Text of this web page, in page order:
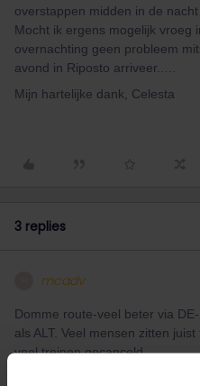
overstappen midden in de
Mocht ik ergens mogelijk vroeg
overnachting geen probleem
avond in Riposto arriveer..…
Mijn hartelijke dank, Celesta
3 replies
mcadv
Domme route-veel beter via
als ALT. Veel mensen zitten
veel treinen gecanceld.
Aannemend dat je een pas